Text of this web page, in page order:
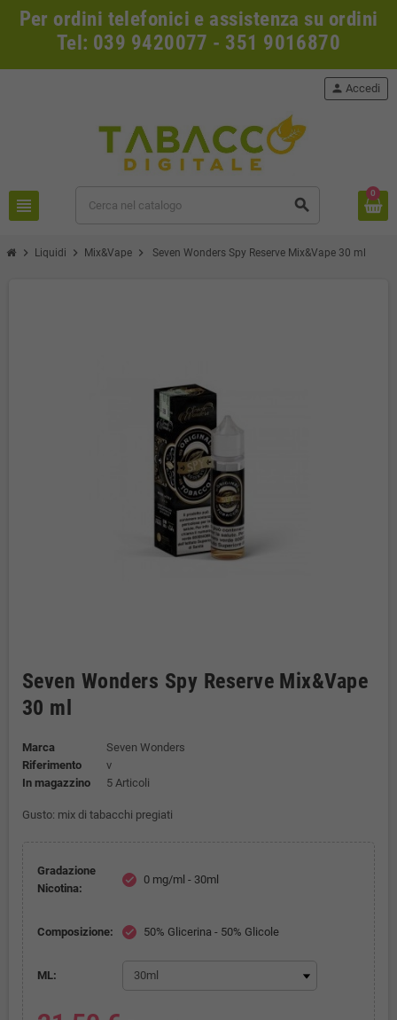
Per ordini telefonici e assistenza su ordini
Tel: 039 9420077 - 351 9016870
view_headline search
person Accedi
0
chevron_right Liquidi chevron_right Mix&Vape chevron_right Seven Wonders Spy Reserve Mix&Vape 30 ml
Seven Wonders Spy Reserve Mix&Vape
30 ml
Marca
Seven Wonders
Riferimento
v
In magazzino
5 Articoli
Gusto: mix di tabacchi pregiati
Gradazione
Nicotina:
check 0 mg/ml - 30ml
Composizione: check 50% Glicerina - 50% Glicole
ML: